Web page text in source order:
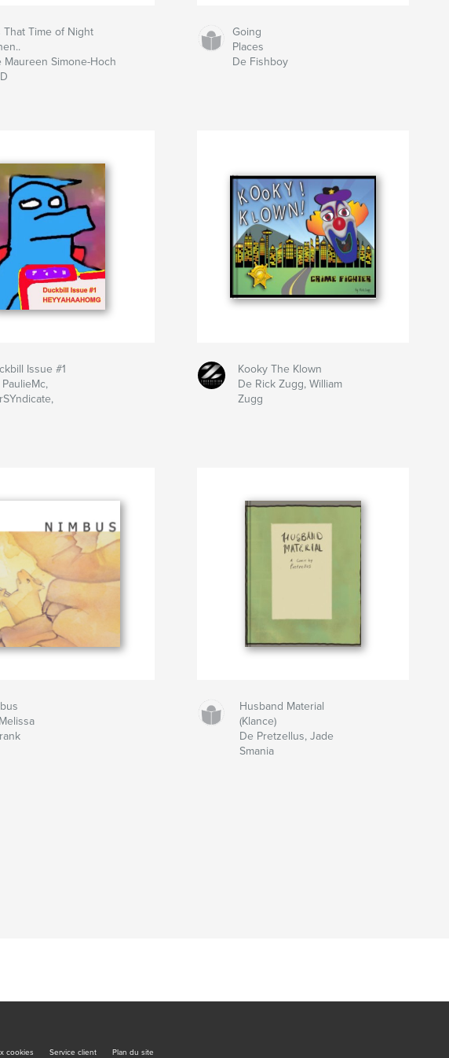
That Time of Night
Maureen Simone-Hoch
Going
Places
De Fishboy
Issue #1
Kooky The Klown
De Rick Zugg, William
Zugg
Husband Material
(Klance)
De Pretzellus, Jade
Smania
cookies Service client Plan du site